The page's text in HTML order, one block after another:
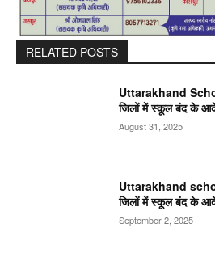
RELATED POSTS
Uttarakhand
जिलों में स्कूल बंद के
August 31, 2025
Uttarakhand
जिलों में स्कूल बंद के
September 2, 2025